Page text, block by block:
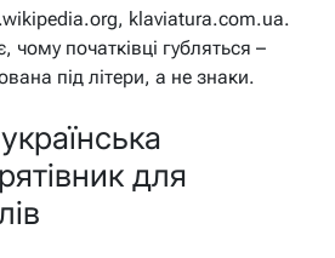
klaviatura.com.ua.
чому початківці губляться –
під літери, а не знаки.
для